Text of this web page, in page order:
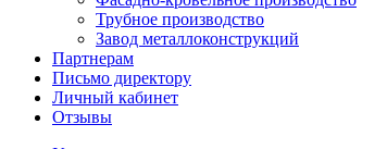
Трубное производство
Завод металлоконструкций
Партнерам
Письмо директору
Личный кабинет
Отзывы